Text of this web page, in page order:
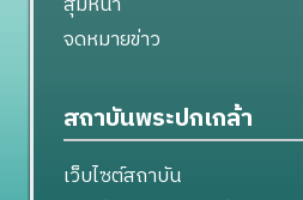
จดหมายข่าว
สถาบันพระปกเกล้า
เว็บไซต์สถาบัน